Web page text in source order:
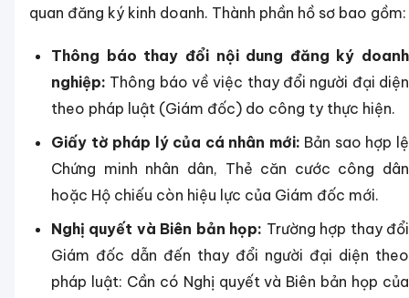
quan đăng ký kinh doanh. Thành phần hồ sơ bao gồm:
Thông báo thay đổi nội dung đăng ký doanh
nghiệp: Thông báo về việc thay đổi người đại diện
theo pháp luật (Giám đốc) do công ty thực hiện.
Giấy tờ pháp lý của cá nhân mới: Bản sao hợp lệ
Chứng minh nhân dân, Thẻ căn cước công dân
hoặc Hộ chiếu còn hiệu lực của Giám đốc mới.
Nghị quyết và Biên bản họp: Trường hợp thay đổi
Giám đốc dẫn đến thay đổi người đại diện theo
pháp luật: Cần có Nghị quyết và Biên bản họp của